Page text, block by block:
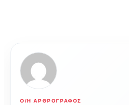
Ο/Η ΑΡΘΡΟΓΡΆΦΟΣ